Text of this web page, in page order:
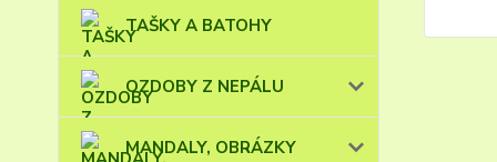
TAŠKY A BATOHY
OZDOBY Z NEPÁLU
MANDALY, OBRÁZKY